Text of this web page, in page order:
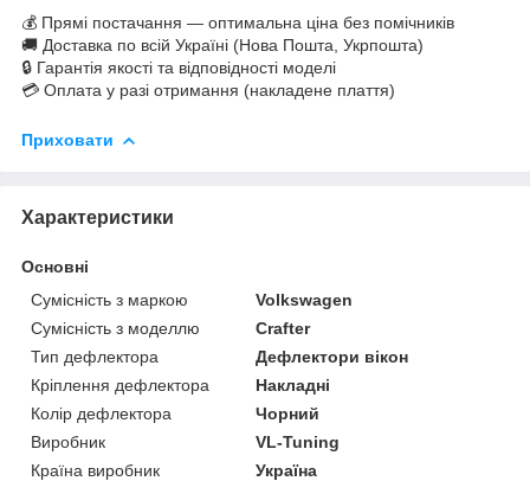
💰 Прямі постачання — оптимальна ціна без помічників
🚚 Доставка по всій Україні (Нова Пошта, Укрпошта)
🔒 Гарантія якості та відповідності моделі
💳 Оплата у разі отримання (накладене плаття)
Приховати
Характеристики
Основні
Сумісність з маркою
Volkswagen
Сумісність з моделлю
Crafter
Тип дефлектора
Дефлектори вікон
Кріплення дефлектора
Накладні
Колір дефлектора
Чорний
Виробник
VL-Tuning
Країна виробник
Україна